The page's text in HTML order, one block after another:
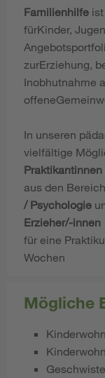
Familienhilfe
fürKinder,
zurErziehung,
Inobhutnahme
In unseren
vielfältige
Praktikantinnen
aus den
/ Psychologie
Erzieher/-innen
für eine
Wochen
Mögliche